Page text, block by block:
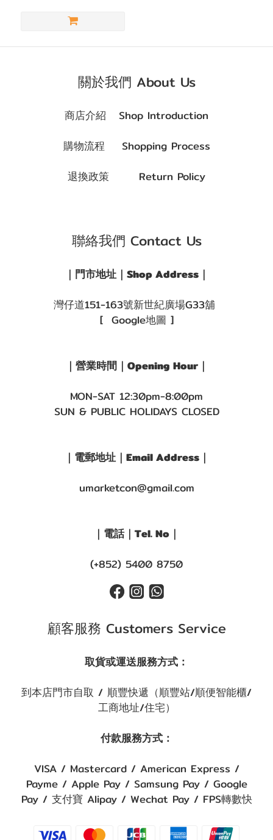
關於我們 About Us
商店介紹 Shop Introduction
購物流程 Shopping Process
退換政策 Return Policy
聯絡我們 Contact Us
｜門市地址｜Shop Address｜
灣仔道151-163號新世紀廣場G33舖
[ Google地圖 ]
｜營業時間｜Opening Hour｜
MON-SAT 12:30pm-8:00pm
SUN & PUBLIC HOLIDAYS CLOSED
｜電郵地址｜Email Address｜
umarketcon@gmail.com
｜電話｜Tel. No｜
(+852) 5400 8750
顧客服務 Customers Service
取貨或運送服務方式：
到本店門市自取 / 順豐快遞（順豐站/順便智能櫃/
工商地址/住宅）
付款服務方式：
VISA / Mastercard / American Express /
Payme / Apple Pay / Samsung Pay / Google
Pay / 支付寶 Alipay / Wechat Pay / FPS轉數快